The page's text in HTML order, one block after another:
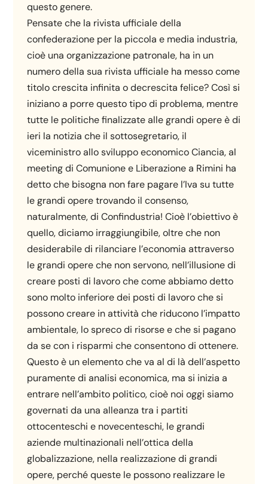
questo genere.
Pensate che la rivista ufficiale della
confederazione per la piccola e media industria,
cioè una organizzazione patronale, ha in un
numero della sua rivista ufficiale ha messo come
titolo crescita infinita o decrescita felice? Così si
iniziano a porre questo tipo di problema, mentre
tutte le politiche finalizzate alle grandi opere è di
ieri la notizia che il sottosegretario, il
viceministro allo sviluppo economico Ciancia, al
meeting di Comunione e Liberazione a Rimini ha
detto che bisogna non fare pagare l’Iva su tutte
le grandi opere trovando il consenso,
naturalmente, di Confindustria! Cioè l’obiettivo è
quello, diciamo irraggiungibile, oltre che non
desiderabile di rilanciare l’economia attraverso
le grandi opere che non servono, nell’illusione di
creare posti di lavoro che come abbiamo detto
sono molto inferiore dei posti di lavoro che si
possono creare in attività che riducono l’impatto
ambientale, lo spreco di risorse e che si pagano
da se con i risparmi che consentono di ottenere.
Questo è un elemento che va al di là dell’aspetto
puramente di analisi economica, ma si inizia a
entrare nell’ambito politico, cioè noi oggi siamo
governati da una alleanza tra i partiti
ottocenteschi e novecenteschi, le grandi
aziende multinazionali nell’ottica della
globalizzazione, nella realizzazione di grandi
opere, perché queste le possono realizzare le